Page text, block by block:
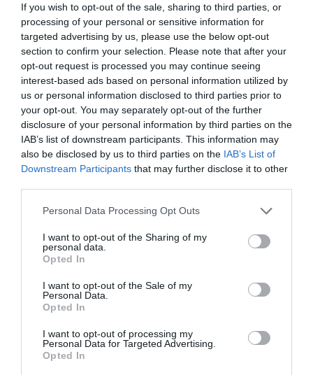
If you wish to opt-out of the sale, sharing to third parties, or
processing of your personal or sensitive information for
targeted advertising by us, please use the below opt-out
section to confirm your selection. Please note that after your
opt-out request is processed you may continue seeing
interest-based ads based on personal information utilized by
us or personal information disclosed to third parties prior to
your opt-out. You may separately opt-out of the further
disclosure of your personal information by third parties on the
IAB’s list of downstream participants. This information may
also be disclosed by us to third parties on the IAB’s List of
Downstream Participants that may further disclose it to other
Personal Data Processing Opt Outs
I want to opt-out of the Sharing of my
personal data.
Opted In
I want to opt-out of the Sale of my
Personal Data.
Opted In
I want to opt-out of processing my
Personal Data for Targeted Advertising.
Opted In
Μέσκου θα μπορούσαν να απαγγελθούν με
διαφορετικές προσεγγίσεις. Σ’ αυτό το αποτέλεσμα
συνάδει και η αλλαγή στίχου σε φαινομενικά τυχαία
σημεία, τέμνοντας λέξεις, νοήματα και συντακτικά
σχήματα συχνά (π.χ. τοποθέτηση χρονικών
προσδιορισμών -όταν, ενώ- στο τέλος του στίχου), που
δίνει μια αίσθηση συνεχούς κίνησης απαλλαγμένης από
την αυστηρότητα. Όπως και στο προηγούμενο
παράδειγμα, έτσι και σε άλλα ποιήματα, είναι κυρίως οι
παύλες που δηλώνουν μια αλλαγή φωνής, συχνά πιο
προσωπικής, και που συνήθως ταυτίζονται με μια
φιλοσοφική διάθεση(«-κάποτε ρωτούσε τώρα γνωρίζει/
όταν χάνονται που πάνε…», «όνειρο ήταν -όνειρο είναι;
περισσότερο τονικά παρά «στιχουργικά»: ο ποιητής,
δηλαδή, δηλώνει τη μετάβαση σε άλλη ενότητα, όχι με
την αλλαγή στίχου, αλλά τοποθετώντας στην αρχή της
ενότητας λέξεις που τονίζονται ομοίως (π.χ. στην
προπαραλήγουσα) («
παπαρούνες…μόνον η μάνα..»).